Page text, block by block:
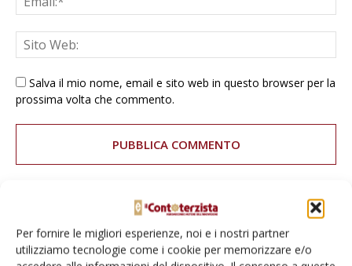
Per fornire le migliori esperienze, noi e i nostri partner
utilizziamo tecnologie come i cookie per memorizzare e/o
Salva il mio nome, email e sito web in questo browser per la
prossima volta che commento.
E-magazine
Tecniche, prodotti e servizi dalle aziende